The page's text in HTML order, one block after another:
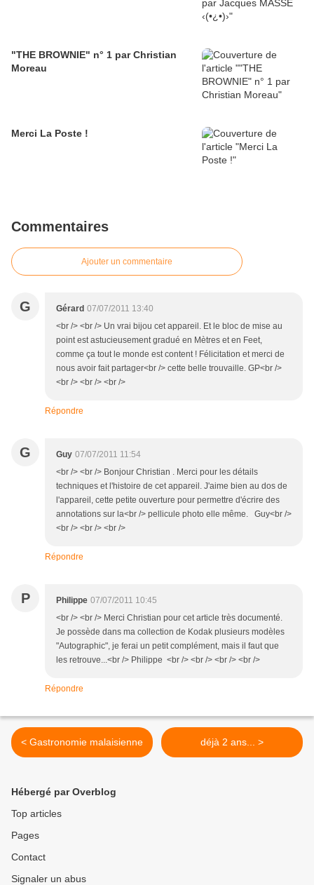
"THE BROWNIE" n° 1 par Christian
Moreau
Merci La Poste !
Commentaires
Ajouter un commentaire
G Gérard 07/07/2011 13:40
<br /> <br /> Un vrai bijou cet appareil. Et le bloc de mise au
point est astucieusement gradué en Mètres et en Feet,
comme ça tout le monde est content ! Félicitation et merci de
nous avoir fait partager<br /> cette belle trouvaille. GP<br />
<br /> <br /> <br />
Répondre
G Guy 07/07/2011 11:54
<br /> <br /> Bonjour Christian . Merci pour les détails
techniques et l'histoire de cet appareil. J'aime bien au dos de
l'appareil, cette petite ouverture pour permettre d'écrire des
annotations sur la<br /> pellicule photo elle même. Guy<br />
<br /> <br /> <br />
Répondre
P Philippe 07/07/2011 10:45
<br /> <br /> Merci Christian pour cet article très documenté.
Je possède dans ma collection de Kodak plusieurs modèles
"Autographic", je ferai un petit complément, mais il faut que
les retrouve...<br /> Philippe <br /> <br /> <br /> <br />
Répondre
< Gastronomie malaisienne déjà 2 ans... >
Hébergé par Overblog
Top articles
Pages
Contact
Signaler un abus